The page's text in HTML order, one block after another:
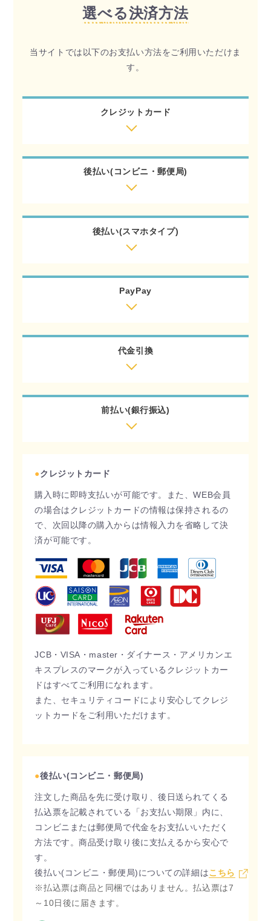
選べる決済方法
当サイトでは以下のお支払い方法をご利用いただけま
す。
クレジットカード
後払い(コンビニ・郵便局)
後払い(スマホタイプ)
PayPay
代金引換
前払い(銀行振込)
●クレジットカード
購入時に即時支払いが可能です。また、WEB会員
の場合はクレジットカードの情報は保持されるの
で、次回以降の購入からは情報入力を省略して決
済が可能です。
JCB・VISA・master・ダイナース・アメリカンエ
キスプレスのマークが入っているクレジットカー
ドはすべてご利用になれます。
また、セキュリティコードにより安心してクレジ
ットカードをご利用いただけます。
●後払い(コンビニ・郵便局)
注文した商品を先に受け取り、後日送られてくる
払込票を記載されている「お支払い期限」内に、
コンビニまたは郵便局で代金をお支払いいただく
方法です。商品受け取り後に支払えるから安心で
す。
後払い(コンビニ・郵便局)についての詳細はこちら
※払込票は商品と同梱ではありません。払込票は7
～10日後に届きます。